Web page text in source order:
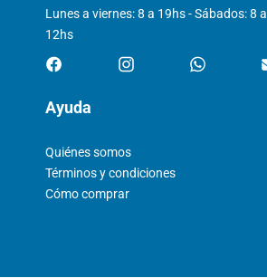
Lunes a viernes: 8 a 19hs - Sábados: 8 a
12hs
Ayuda
Quiénes somos
Términos y condiciones
Cómo comprar